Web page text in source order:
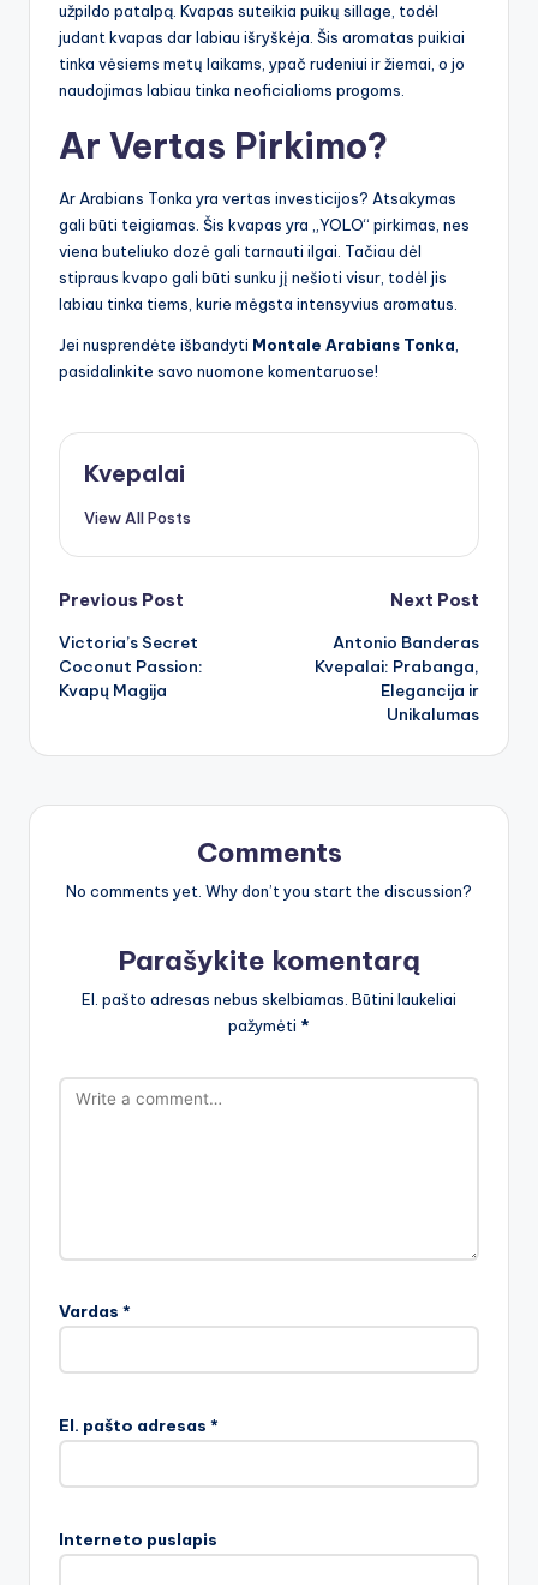
užpildo patalpą. Kvapas suteikia puikų sillage, todėl
judant kvapas dar labiau išryškėja. Šis aromatas puikiai
tinka vėsiems metų laikams, ypač rudeniui ir žiemai, o jo
naudojimas labiau tinka neoficialioms progoms.
Ar Vertas Pirkimo?
Ar Arabians Tonka yra vertas investicijos? Atsakymas
gali būti teigiamas. Šis kvapas yra „YOLO“ pirkimas, nes
viena buteliuko dozė gali tarnauti ilgai. Tačiau dėl
stipraus kvapo gali būti sunku jį nešioti visur, todėl jis
labiau tinka tiems, kurie mėgsta intensyvius aromatus.
Jei nusprendėte išbandyti Montale Arabians Tonka,
pasidalinkite savo nuomone komentaruose!
Kvepalai
View All Posts
Post
navigation
Previous Post
Victoria’s Secret
Coconut Passion:
Kvapų Magija
Next Post
Antonio Banderas
Kvepalai: Prabanga,
Elegancija ir
Unikalumas
Comments
No comments yet. Why don’t you start the discussion?
Parašykite komentarą
El. pašto adresas nebus skelbiamas. Būtini laukeliai
pažymėti *
Vardas *
El. pašto adresas *
Interneto puslapis